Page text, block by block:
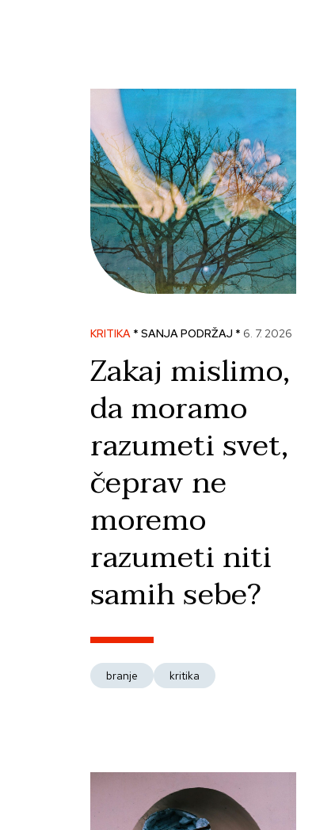
KRITIKA * SANJA PODRŽAJ * 6. 7. 2026
Zakaj mislimo,
da moramo
razumeti svet,
čeprav ne
moremo
razumeti niti
samih sebe?
branje kritika